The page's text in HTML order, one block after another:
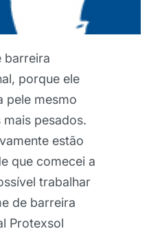
barreira
porque ele
pele mesmo
pesados.
estão
que comecei a
trabalhar
de barreira
Protexsol